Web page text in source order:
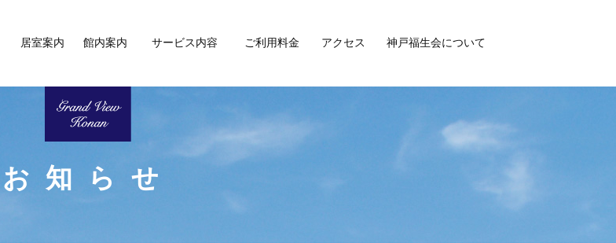
居室案内 館内案内 サービス内容 ご利用料金 アクセス 神戸福生会について
お知らせ